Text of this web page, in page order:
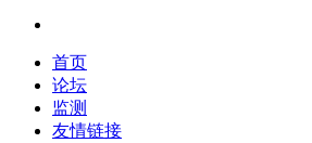
首页
论坛
监测
友情链接